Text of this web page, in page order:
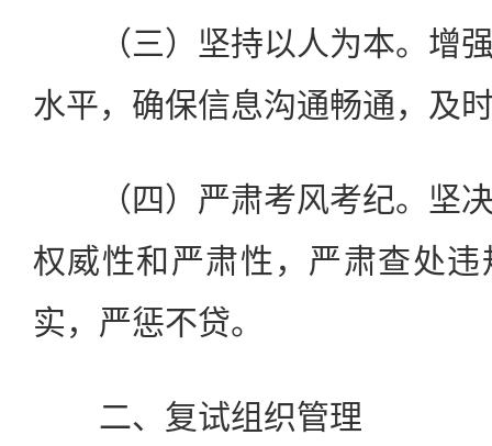
（三）坚持以人为本。增强
水平，确保信息沟通畅通，及
（四）严肃考风考纪。坚决
权威性和严肃性，严肃查处
实，严惩不贷。
二、复试组织管理